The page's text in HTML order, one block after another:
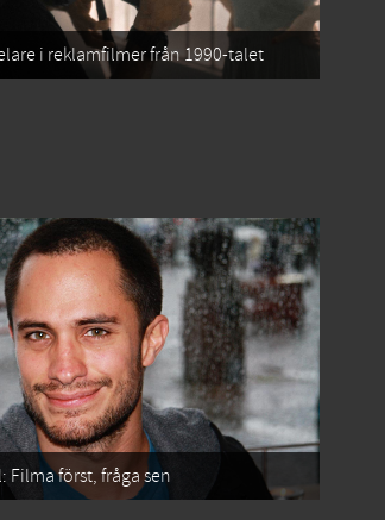
i reklamfilmer från 1990-talet
Filma först, fråga sen